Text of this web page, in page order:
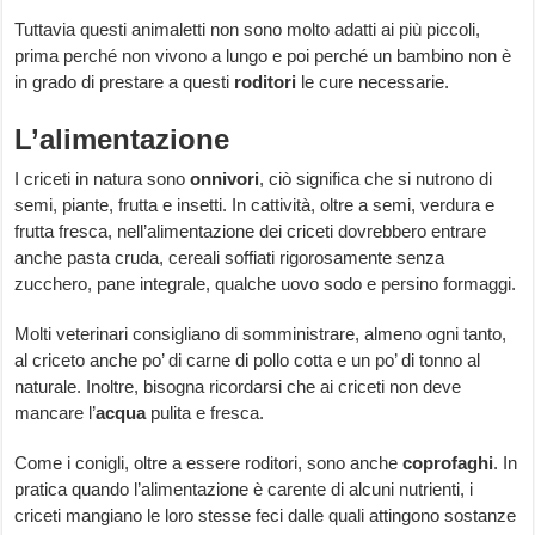
Tuttavia questi animaletti non sono molto adatti ai più piccoli,
prima perché non vivono a lungo e poi perché un bambino non è
in grado di prestare a questi roditori le cure necessarie.
L’alimentazione
I criceti in natura sonoonnivori, ciò significa che si nutrono di
semi, piante, frutta e insetti. In cattività, oltre a semi, verdura e
frutta fresca, nell’alimentazione dei criceti dovrebbero entrare
anche pasta cruda, cereali soffiati rigorosamente senza
zucchero, pane integrale, qualche uovo sodo e persino formaggi.
Molti veterinari consigliano di somministrare, almeno ogni tanto,
al criceto anche po’ di carne di pollo cotta e un po’ di tonno al
naturale. Inoltre, bisogna ricordarsi che ai criceti non deve
mancare l’acquapulita e fresca.
Come i conigli, oltre a essere roditori, sono anchecoprofaghi. In
pratica quando l’alimentazione è carente di alcuni nutrienti, i
criceti mangiano le loro stesse feci dalle quali attingono sostanze